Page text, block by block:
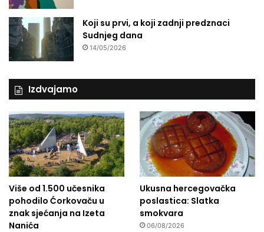
Koji su prvi, a koji zadnji predznaci
Sudnjeg dana
14/05/2026
Izdvajamo
Više od 1.500 učesnika
pohodilo Ćorkovaču u
znak sjećanja na Izeta
Nanića
Ukusna hercegovačka
poslastica: Slatka
smokvara
06/08/2026